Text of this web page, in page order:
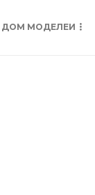
ДОМ МОДЕЛЕИ